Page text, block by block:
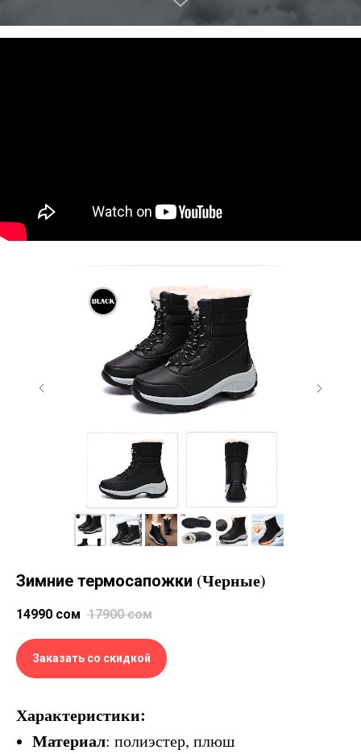
Зимние термосапожки (Черные)
14990 сом 17900 сом
Заказать со скидкой
Характеристики:
Материал: полиэстер, плюш